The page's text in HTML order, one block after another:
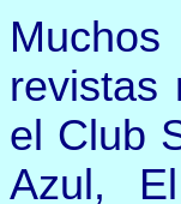
M
revistas
el Club
Azul,